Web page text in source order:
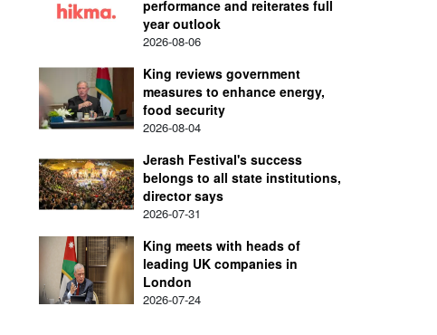
performance and reiterates full
year outlook
2026-08-06
King reviews government
measures to enhance energy,
food security
2026-08-04
Jerash Festival's success
belongs to all state institutions,
director says
2026-07-31
King meets with heads of
leading UK companies in
London
2026-07-24